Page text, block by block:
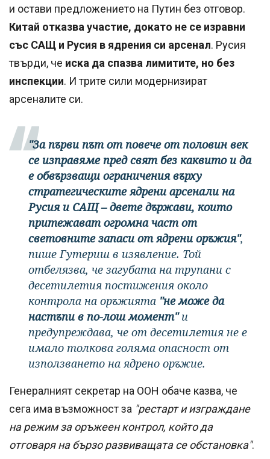
и остави предложението на Путин без отговор.
Китай отказва участие, докато не се изравни
със САЩ и Русия в ядрения си арсенал. Русия
твърди, че иска да спазва лимитите, но без
инспекции. И трите сили модернизират
арсеналите си.
"За първи път от повече от половин век
се изправяме пред свят без каквито и да
е обвързващи ограничения върху
стратегическите ядрени арсенали на
Русия и САЩ – двете държави, които
притежават огромна част от
световните запаси от ядрени оръжия",
пише Гутериш в изявление. Той
отбелязва, че загубата на трупани с
десетилетия постижения около
контрола на оръжията "не може да
настъпи в по-лош момент"и
предупреждава, че от десетилетия не е
имало толкова голяма опасност от
използването на ядрено оръжие.
Генералният секретар на ООН обаче казва, че
сега има възможност за "рестарт и изграждане
на режим за оръжеен контрол, който да
отговаря на бързо развиващата се обстановка".